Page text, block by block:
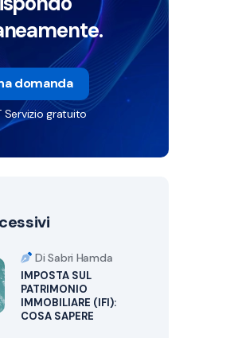
domanda
Servizio gratuito
Di Sabri Hamda
IMPOSTA SUL
PATRIMONIO
IMMOBILIARE (IFI):
COSA SAPERE